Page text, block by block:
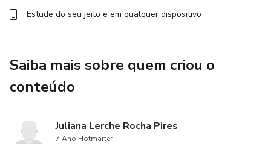
Estude do seu jeito e em qualquer dispositivo
Saiba mais sobre quem criou o
conteúdo
Juliana Lerche Rocha Pires
7 Ano Hotmarter